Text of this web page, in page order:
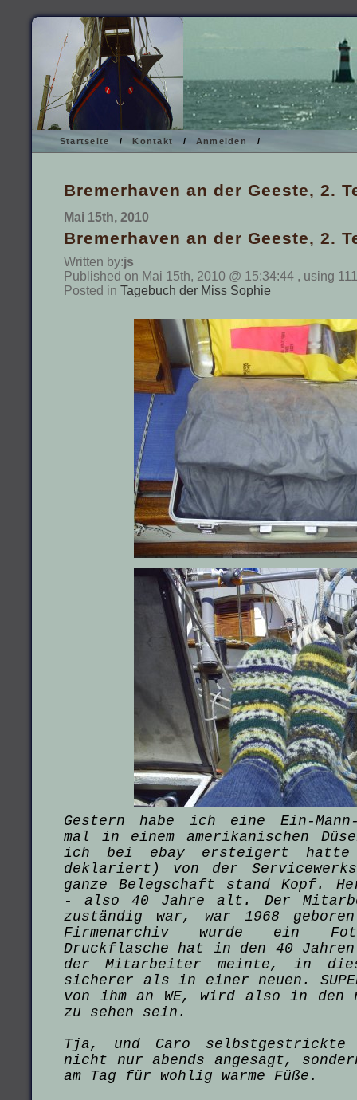
Startseite / Kontakt / Anmelden /
Bremerhaven an der Geeste, 2.
Mai 15th, 2010
Bremerhaven an der Geeste, 2.
Written by:js
Published on Mai 15th, 2010 @ 15:34:44 , using
Posted in Tagebuch der Miss Sophie
Gestern habe ich eine Ein-
mal in einem amerikanischen
ich bei ebay ersteigert
deklariert) von der
ganze Belegschaft stand Kopf.
- also 40 Jahre alt. Der
zuständig war, war 1968
Firmenarchiv wurde ein
Druckflasche hat in den 40
der Mitarbeiter meinte, in
sicherer als in einer neuen.
von ihm an WE, wird also in den
zu sehen sein.
Tja, und Caro
nicht nur abends angesagt,
am Tag für wohlig warme Füße.